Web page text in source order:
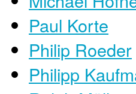
Paul Korte
Philip Roeder
Philipp